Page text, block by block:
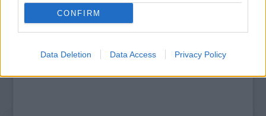
CONFIRM
Data Deletion Data Access Privacy Policy
https://kulturpart.hu/api/trackback/id/7924678
Kommentek:
A hozzászólások avonatkozó jogszabályokértelmében felhasználói tartalomnak
nem vállal, azokat nem ellenőrzi. Kifogás esetén forduljon a blog szerkesztőjéhez.